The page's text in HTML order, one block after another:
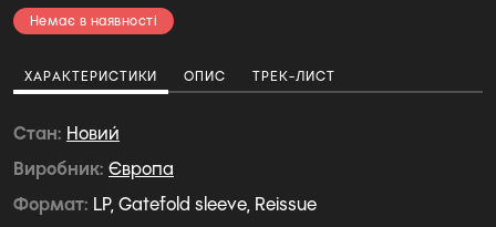
Немає в наявності
ХАРАКТЕРИСТИКИ ОПИС ТРЕК-ЛИСТ
Стан Новий
Виробник Європа
Формат LP, Gatefold sleeve, Reissue